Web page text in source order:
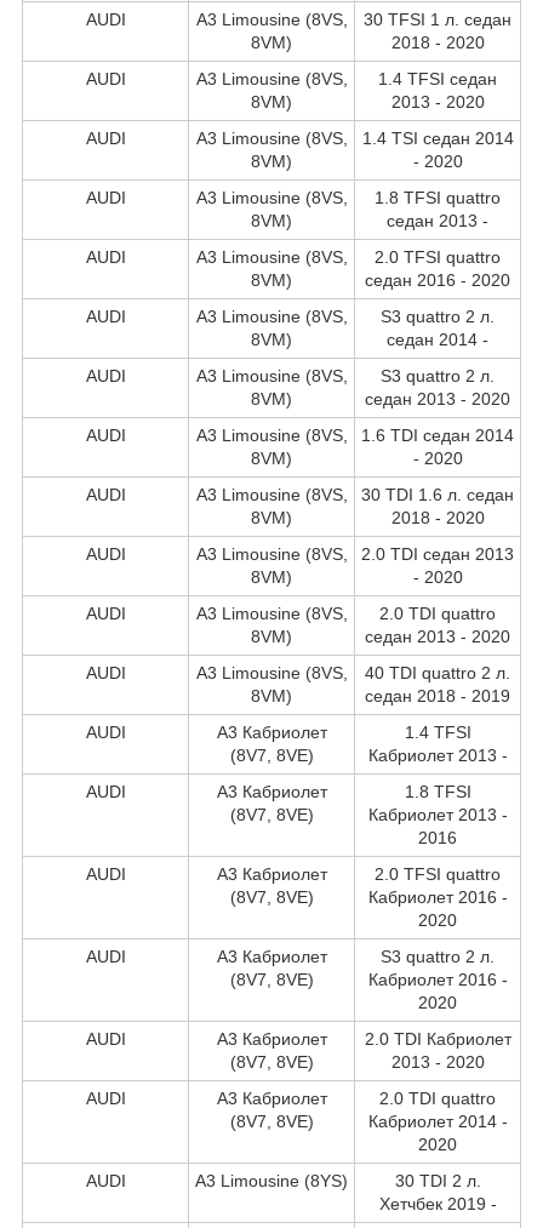
AUDI
A3 Limousine (8VS,
8VM)
30 TFSI 1 л. седан
2018 - 2020
AUDI
A3 Limousine (8VS,
8VM)
1.4 TFSI седан
2013 - 2020
AUDI
A3 Limousine (8VS,
8VM)
1.4 TSI седан 2014
- 2020
AUDI
A3 Limousine (8VS,
8VM)
1.8 TFSI quattro
седан 2013 -
AUDI
A3 Limousine (8VS,
8VM)
2.0 TFSI quattro
седан 2016 - 2020
AUDI
A3 Limousine (8VS,
8VM)
S3 quattro 2 л.
седан 2014 -
AUDI
A3 Limousine (8VS,
8VM)
S3 quattro 2 л.
седан 2013 - 2020
AUDI
A3 Limousine (8VS,
8VM)
1.6 TDI седан 2014
- 2020
AUDI
A3 Limousine (8VS,
8VM)
30 TDI 1.6 л. седан
2018 - 2020
AUDI
A3 Limousine (8VS,
8VM)
2.0 TDI седан 2013
- 2020
AUDI
A3 Limousine (8VS,
8VM)
2.0 TDI quattro
седан 2013 - 2020
AUDI
A3 Limousine (8VS,
8VM)
40 TDI quattro 2 л.
седан 2018 - 2019
AUDI
A3 Кабриолет
(8V7, 8VE)
1.4 TFSI
Кабриолет 2013 -
AUDI
A3 Кабриолет
(8V7, 8VE)
1.8 TFSI
Кабриолет 2013 -
2016
AUDI
A3 Кабриолет
(8V7, 8VE)
2.0 TFSI quattro
Кабриолет 2016 -
2020
AUDI
A3 Кабриолет
(8V7, 8VE)
S3 quattro 2 л.
Кабриолет 2016 -
2020
AUDI
A3 Кабриолет
(8V7, 8VE)
2.0 TDI Кабриолет
2013 - 2020
AUDI
A3 Кабриолет
(8V7, 8VE)
2.0 TDI quattro
Кабриолет 2014 -
2020
AUDI
A3 Limousine (8YS)
30 TDI 2 л.
Хетчбек 2019 -